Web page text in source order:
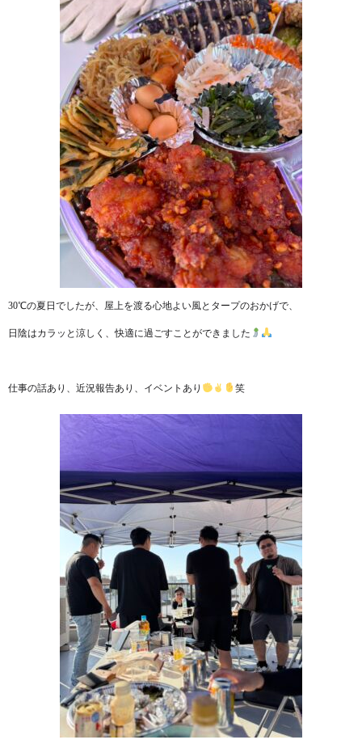
30℃の夏日でしたが、屋上を渡る心地よい風とタープのおかげで、
日陰はカラッと涼しく、快適に過ごすことができました
仕事の話あり、近況報告あり、イベントあり 笑